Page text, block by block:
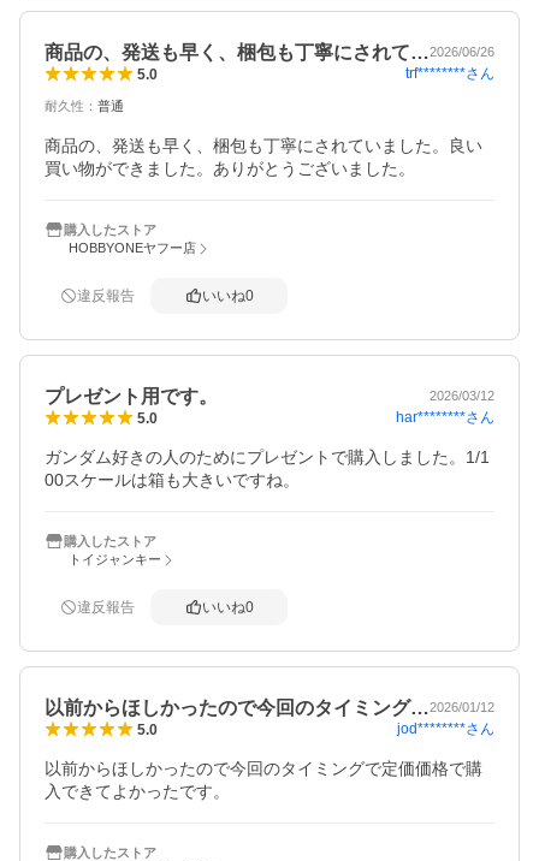
商品の、発送も早く、梱包も丁寧にされて…2026/06/26
5.0 trf********さん
耐久性 ： 普通
商品の、発送も早く、梱包も丁寧にされていました。良い
買い物ができました。ありがとうございました。
購入したストア
HOBBYONEヤフー店
違反報告 いいね0
プレゼント用です。 2026/03/12
5.0 har********さん
ガンダム好きの人のためにプレゼントで購入しました。1/1
00スケールは箱も大きいですね。
購入したストア
トイジャンキー
違反報告 いいね0
以前からほしかったので今回のタイミング…2026/01/12
5.0 jod********さん
以前からほしかったので今回のタイミングで定価価格で購
購入したストア